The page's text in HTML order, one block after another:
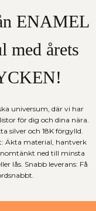
ENAMEL
med årets
universum, där vi har
för dig och dina nära.
silver och 18K förgylld.
Äkta material, hantverk
ned till minsta
lås. Snabb leverans: Få